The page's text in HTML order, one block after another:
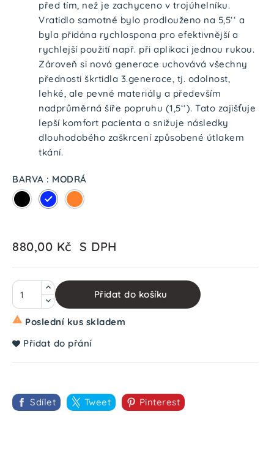
před tím, než je zachyceno v trojúhelníku.
Vratidlo samotné bylo prodlouženo na 5,5‘‘ a
byla přidána rychlospona pro efektivnější a
rychlejší použití např. při aplikaci jednou rukou.
Zároveň si nová generace uchovává všechny
přednosti škrtidla 3.generace, tj. odolnost,
lehké, ale pevné materiály a především
nadprůměrná šíře popruhu (1,5‘‘). Tato zajišťuje
lepší komfort pacienta a snižuje následky
dlouhodobého zaškrcení způsobené útlakem
tkání.
BARVA : MODRÁ
ČERNÁMODRÁORANŽOVÁ
880,00 Kč S DPH
Přidat do košíku
 Poslední kus skladem
Přidat do přání
Sdílet Tweet Pinterest